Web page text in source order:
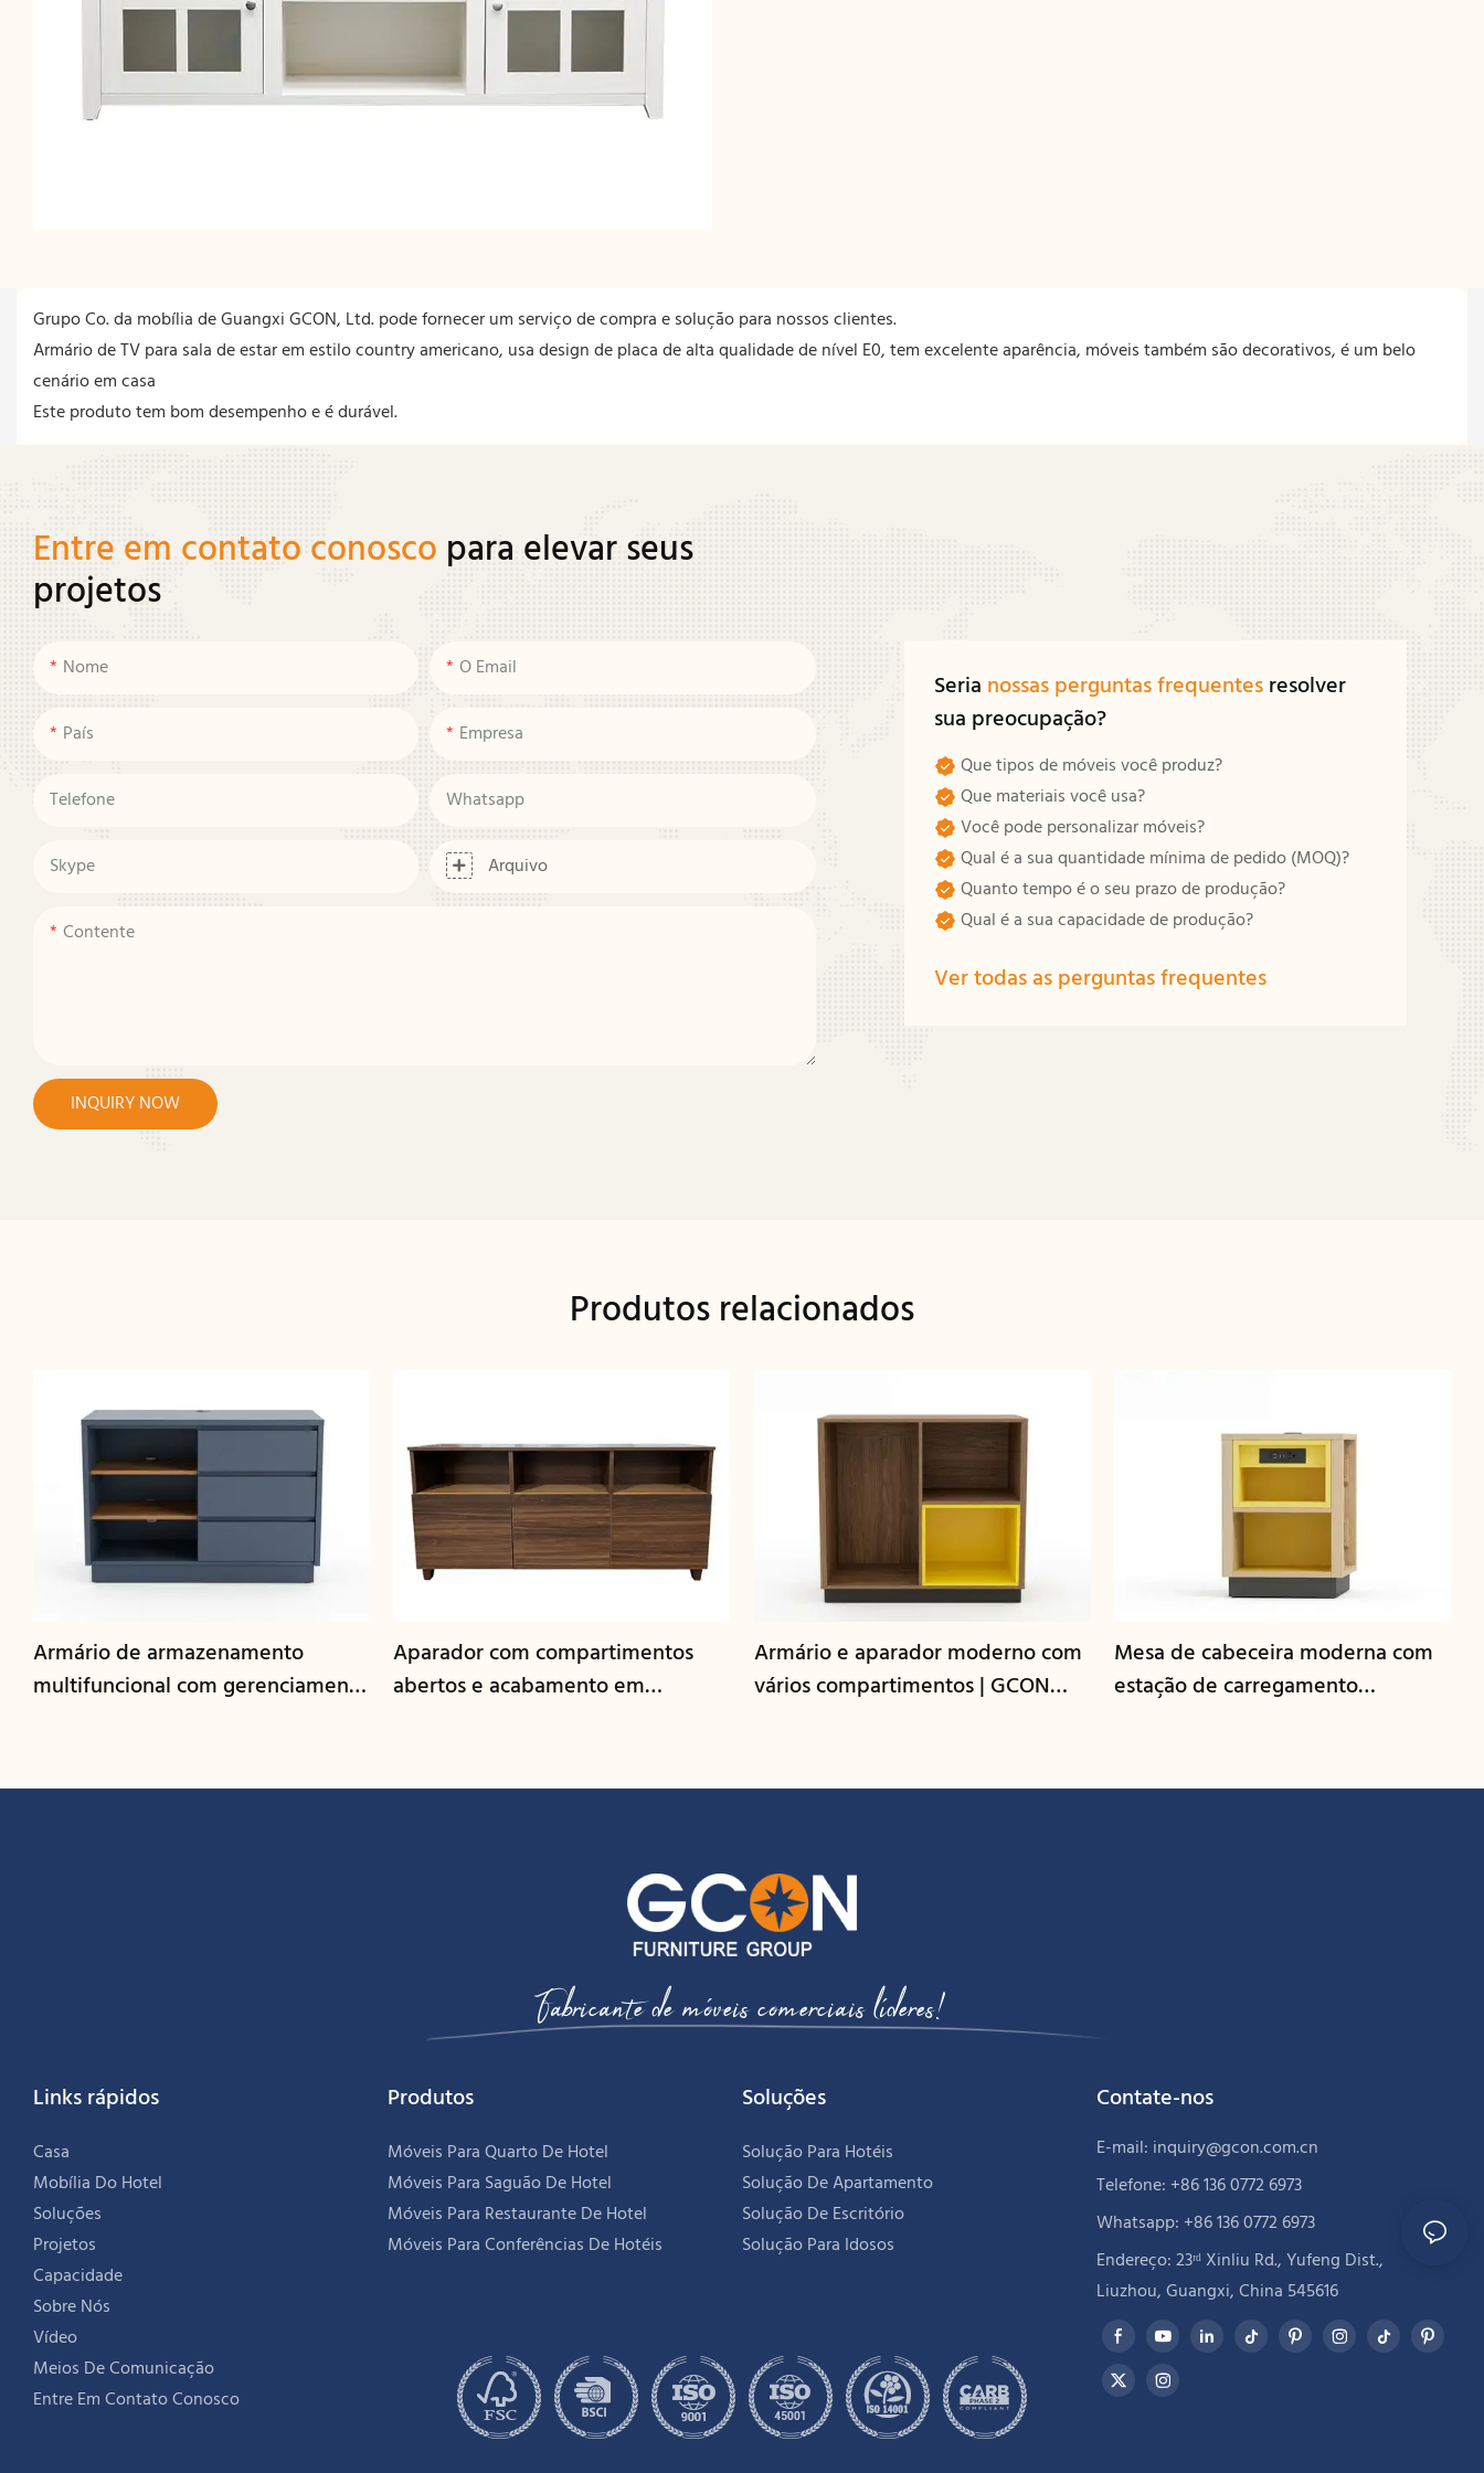
Grupo Co. da mobília de Guangxi GCON, Ltd. pode fornecer um serviço de compra e solução para nossos clientes.
Armário de TV para sala de estar em estilo country americano, usa design de placa de alta qualidade de nível E0, tem excelente aparência, móveis também são decorativos, é um belo
cenário em casa
Este produto tem bom desempenho e é durável.
Entre em contato conosco para elevar seus
projetos
Nome O Email
País Empresa
Telefone Whatsapp
Skype Arquivo
Contente
INQUIRY NOW
Seria nossas perguntas frequentesresolver
sua preocupação?
Que tipos de móveis você produz?
Que materiais você usa?
Você pode personalizar móveis?
Qual é a sua quantidade mínima de pedido (MOQ)?
Quanto tempo é o seu prazo de produção?
Qual é a sua capacidade de produção?
Ver todas as perguntas frequentes
Produtos relacionados
Armário de armazenamento
multifuncional com gerenciamento
Aparador com compartimentos
abertos e acabamento em
Armário e aparador moderno com
vários compartimentos | GCON
Mesa de cabeceira moderna com
estação de carregamento
Fabricante de móveis comerciais líderes!
Links rápidos
Casa
Mobília Do Hotel
Soluções
Projetos
Capacidade
Sobre Nós
Vídeo
Meios De Comunicação
Entre Em Contato Conosco
Produtos
Móveis Para Quarto De Hotel
Móveis Para Saguão De Hotel
Móveis Para Restaurante De Hotel
Móveis Para Conferências De Hotéis
Soluções
Solução Para Hotéis
Solução De Apartamento
Solução De Escritório
Solução Para Idosos
Contate-nos
E-mail: inquiry@gcon.com.cn
Telefone: +86 136 0772 6973
Whatsapp: +86 136 0772 6973
Endereço: 23ʳᵈ Xinliu Rd., Yufeng Dist.,
Liuzhou, Guangxi, China 545616